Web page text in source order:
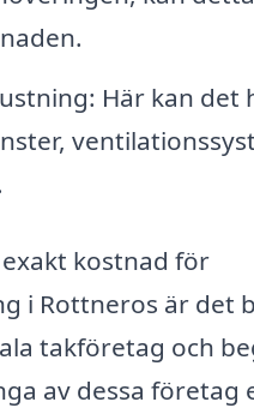
Här kan det
kostnad för
i Rottneros är det
takföretag och
av dessa företag